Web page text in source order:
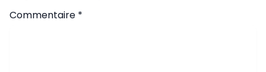
Commentaire *